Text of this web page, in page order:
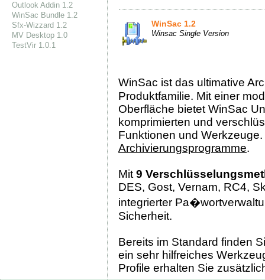
Outlook Addin 1.2
WinSac Bundle 1.2
Sfx-Wizzard 1.2
MV Desktop 1.0
TestVir 1.0.1
WinSac 1.2
Winsac Single Version
WinSac ist das ultimative
Produktfamilie. Mit einer
Oberfläche bietet WinSac
komprimierten und
Funktionen und
Archivierungsprogramme.
Mit 9
DES, Gost, Vernam, RC4,
integrierter
Sicherheit.
Bereits im Standard finden
ein sehr hilfreiches
Profile erhalten Sie